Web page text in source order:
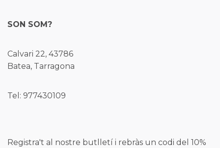
SON SOM?
Calvari 22, 43786
Batea, Tarragona
Tel: 977430109
Registra't al nostre butlletí i rebràs un codi del 10%